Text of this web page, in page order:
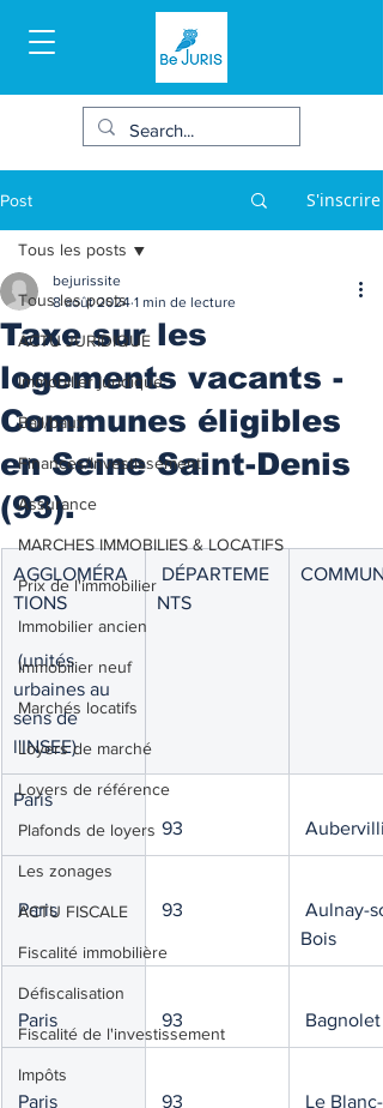
Post S'inscrire
Tous les posts
ACTU JURIDIQUE
Immobilier juridique
Bail/baux
Finances/Investissement
Assurance
MARCHES IMMOBILIES & LOCATIFS
Prix de l'immobilier
Immobilier ancien
Immobilier neuf
Marchés locatifs
Loyers de marché
Loyers de référence
Plafonds de loyers
Les zonages
ACTU FISCALE
Fiscalité immobilière
Défiscalisation
Fiscalité de l'investissement
Impôts
Tous les posts
Taxe sur les
logements vacants -
Communes éligibles
en Seine Saint-Denis
(93).
bejurissite
8 août 2024 1 min de lecture
AGGLOMÉRA
TIONS
(unités
urbaines au
sens de
l'INSEE)
DÉPARTEME
NTS
Paris
93
Paris 93
Bois
Paris 93 Bagnolet
Paris 93